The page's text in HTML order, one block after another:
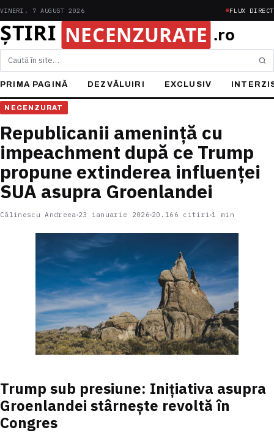
VINERI, 7 AUGUST 2026 FLUX DIRECT
Caută
PRIMA PAGINĂ DEZVĂLUIRI EXCLUSIV
NECENZURAT
Republicanii amenință cu
impeachment după ce Trump
propune extinderea influenței
SUA asupra Groenlandei
Călinescu Andreea 23 ianuarie 2026 20.166 citiri 1 min
Trump sub presiune: Inițiativa asupra
Groenlandei stârnește revoltă în
Congres